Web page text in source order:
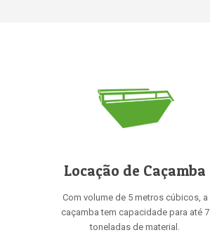
Locação de Caçamba
Com volume de 5 metros cúbicos, a
caçamba tem capacidade para até 7
toneladas de material.